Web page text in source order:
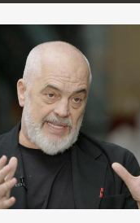
Y
5:00 PM